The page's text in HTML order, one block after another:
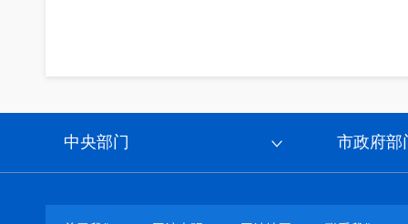
中央部门 市政府部